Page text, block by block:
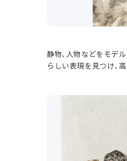
静物、人物などをモデ
らしい表現を見つけ、